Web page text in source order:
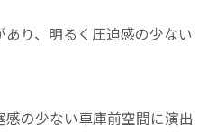
り、明るく圧迫感の少ない
の少ない車庫前空間に演出